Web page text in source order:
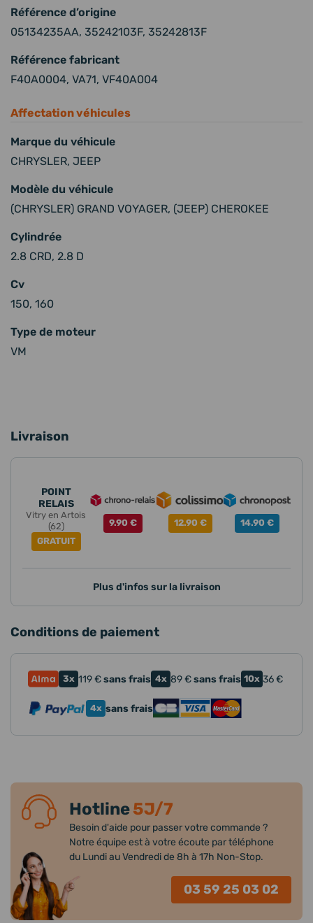
Référence d’origine
05134235AA, 35242103F, 35242813F
Référence fabricant
F40A0004, VA71, VF40A004
Affectation véhicules
Marque du véhicule
CHRYSLER, JEEP
Modèle du véhicule
(CHRYSLER) GRAND VOYAGER, (JEEP) CHEROKEE
Cylindrée
2.8 CRD, 2.8 D
Cv
150, 160
Type de moteur
VM
Livraison
POINT
RELAIS
Vitry en Artois
(62)
GRATUIT
9.90 € 12.90 € 14.90 €
Plus d'infos sur la livraison
Conditions de paiement
3x 119€sans frais 4x 89€sans frais 10x 36€
4x sans frais
Hotline5J/7
Besoin d'aide pour passer votre commande ?
Notre équipe est à votre écoute par téléphone
du Lundi au Vendredi de 8h à 17h Non-Stop.
03 59 25 03 02